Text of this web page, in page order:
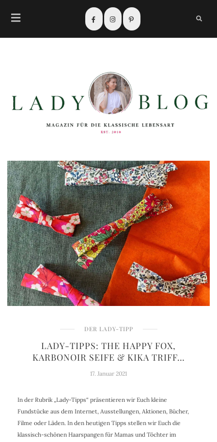
DER LADY-TIPP
LADY-TIPPS: THE HAPPY FOX,
KARBONOIR SEIFE & KIKA TRIFF…
17. Januar 2021
In der Rubrik „Lady-Tipps“ präsentieren wir Euch kleine
Fundstücke aus dem Internet, Ausstellungen, Aktionen, Bücher,
Filme oder Läden. In den heutigen Tipps stellen wir Euch die
klassisch-schönen Haarspangen für Mamas und Töchter im